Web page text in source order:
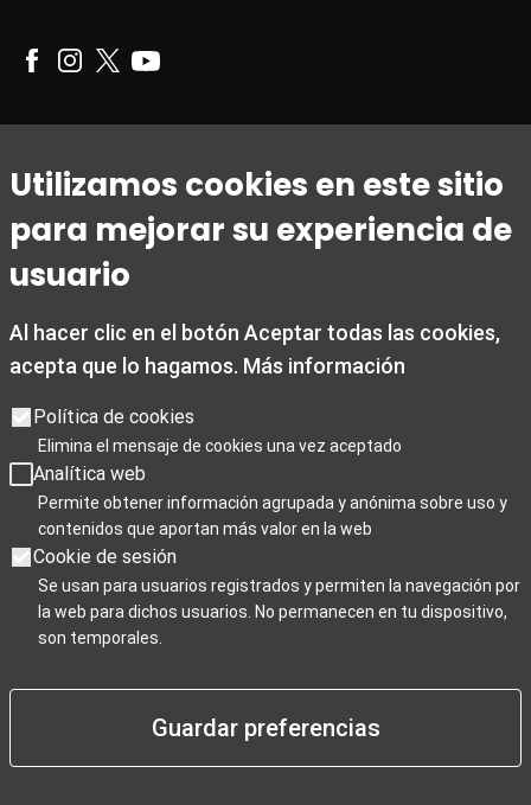
De 1 de marzo a 31 de octubre
De lunes a viernes de 09:00 a 20:00
Sábados de 10:00 a 14:00 y de 15:30 a 19:00
Domingos y festivos de 10:00 a 15:00
De 1 noviembre a 28 de febrero
De lunes a viernes de 09:00 a 19:00
Sábados de 10:00 a 19:00
Domingos y festivos de 10:00 a 15:00
Días de cierre 25 de Navidad, 1 de enero y 6 de enero
Para Profesionales
Negocios / Comercios
Utilizamos cookies en este sitio
para mejorar su experiencia de
usuario
Al hacer clic en el botón Aceptar todas las cookies,
acepta que lo hagamos. Más información
Política de cookies
Elimina el mensaje de cookies una vez aceptado
Analítica web
Permite obtener información agrupada y anónima sobre uso y
contenidos que aportan más valor en la web
Cookie de sesión
Se usan para usuarios registrados y permiten la navegación por
la web para dichos usuarios. No permanecen en tu dispositivo,
son temporales.
Guardar preferencias